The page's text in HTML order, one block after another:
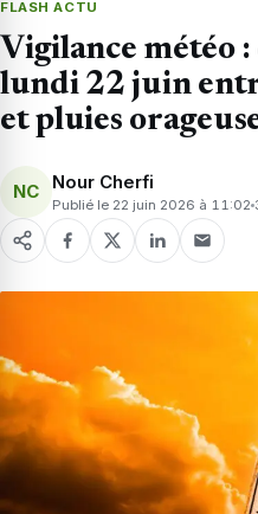
FLASH ACTU
Vigilance météo
lundi 22 juin
et pluies
NC Nour Cherfi
Publié le 22 juin 2026 à 11:02